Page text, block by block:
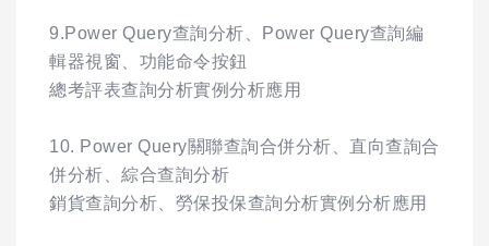
9.Power Query查詢分析、Power Query查詢編
輯器視窗、功能命令按鈕
總考評表查詢分析實例分析應用
10. Power Query關聯查詢合併分析、直向查詢合
併分析、綜合查詢分析
銷貨查詢分析、勞保投保查詢分析實例分析應用